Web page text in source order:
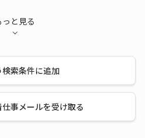
っと見る
検索条件に追加
事メールを受け取る